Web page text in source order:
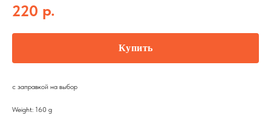
220 р.
Купить
с заправкой на выбор
Weight: 160 g